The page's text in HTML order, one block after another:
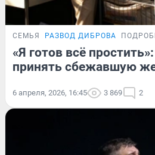
СЕМЬЯ РАЗВОД ДИБРОВА
«Я готов всё
принять сбежавшую
6 апреля, 2026, 16:45 3 869 2